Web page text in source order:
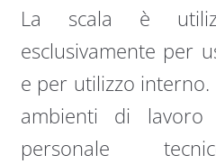
La scala è
esclusivamente per
e per utilizzo interno.
ambienti di lavoro
personale